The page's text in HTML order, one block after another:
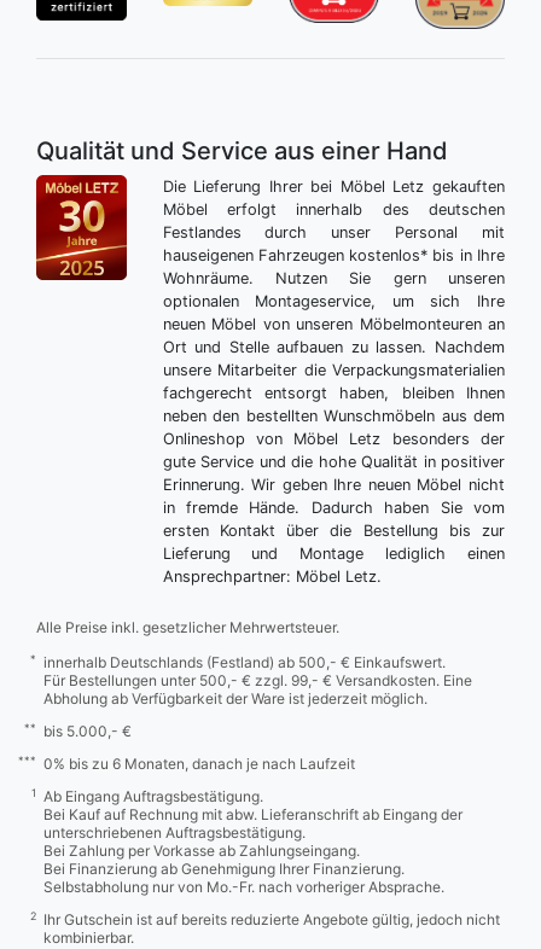
Qualität und Service aus einer Hand
Die Lieferung Ihrer bei Möbel Letz gekauften
Möbel erfolgt innerhalb des deutschen
Festlandes durch unser Personal mit
hauseigenen Fahrzeugen kostenlos* bis in Ihre
Wohnräume. Nutzen Sie gern unseren
optionalen Montageservice, um sich Ihre
neuen Möbel von unseren Möbelmonteuren an
Ort und Stelle aufbauen zu lassen. Nachdem
unsere Mitarbeiter die Verpackungsmaterialien
fachgerecht entsorgt haben, bleiben Ihnen
neben den bestellten Wunschmöbeln aus dem
Onlineshop von Möbel Letz besonders der
gute Service und die hohe Qualität in positiver
Erinnerung. Wir geben Ihre neuen Möbel nicht
in fremde Hände. Dadurch haben Sie vom
ersten Kontakt über die Bestellung bis zur
Lieferung und Montage lediglich einen
Ansprechpartner: Möbel Letz.
Alle Preise inkl. gesetzlicher Mehrwertsteuer.
*
innerhalb Deutschlands (Festland) ab 500,- € Einkaufswert.
Für Bestellungen unter 500,- € zzgl. 99,- € Versandkosten. Eine
Abholung ab Verfügbarkeit der Ware ist jederzeit möglich.
** bis 5.000,- €
*** 0% bis zu 6 Monaten, danach je nach Laufzeit
1
Ab Eingang Auftragsbestätigung.
Bei Kauf auf Rechnung mit abw. Lieferanschrift ab Eingang der
unterschriebenen Auftragsbestätigung.
Bei Zahlung per Vorkasse ab Zahlungseingang.
Bei Finanzierung ab Genehmigung Ihrer Finanzierung.
Selbstabholung nur von Mo.-Fr. nach vorheriger Absprache.
2
Ihr Gutschein ist auf bereits reduzierte Angebote gültig, jedoch nicht
kombinierbar.